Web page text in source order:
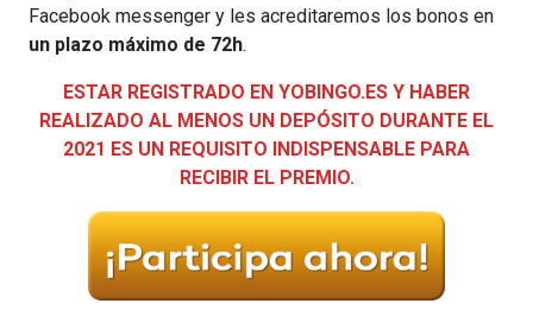
Facebook messenger y les acreditaremos los bonos en
un plazo máximo de 72h.
ESTAR REGISTRADO EN YOBINGO.ES Y HABER
REALIZADO AL MENOS UN DEPÓSITO DURANTE EL
2021 ES UN REQUISITO INDISPENSABLE PARA
RECIBIR EL PREMIO.